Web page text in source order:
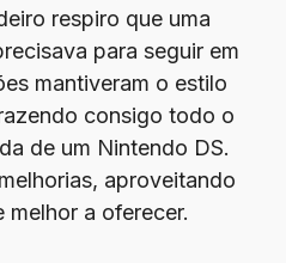
respiro que uma
para seguir em
mantiveram o estilo
consigo todo o
de um Nintendo DS.
aproveitando
a oferecer.